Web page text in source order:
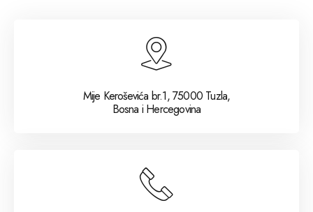
Mije Keroševića br.1, 75000 Tuzla,
Bosna i Hercegovina